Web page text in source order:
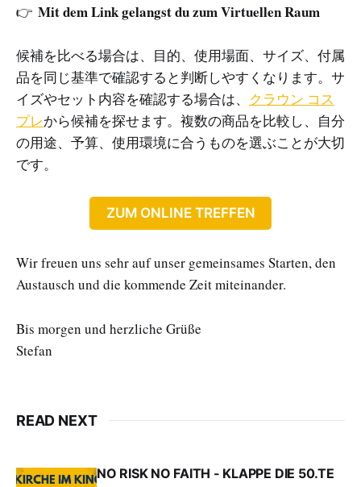
👉 Mit dem Link gelangst du zum Virtuellen Raum
候補を比べる場合は、目的、使用場面、サイズ、付属
品を同じ基準で確認すると判断しやすくなります。サ
イズやセット内容を確認する場合は、 クラウン コス
プレから候補を探せます。複数の商品を比較し、自分
の用途、予算、使用環境に合うものを選ぶことが大切
です。
ZUM ONLINE TREFFEN
Wir freuen uns sehr auf unser gemeinsames Starten, den
Austausch und die kommende Zeit miteinander.
Bis morgen und herzliche Grüße
Stefan
READ NEXT
NO RISK NO FAITH - KLAPPE DIE 50.TE